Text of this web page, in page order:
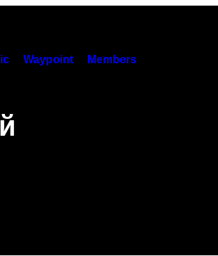
Waypoint Members